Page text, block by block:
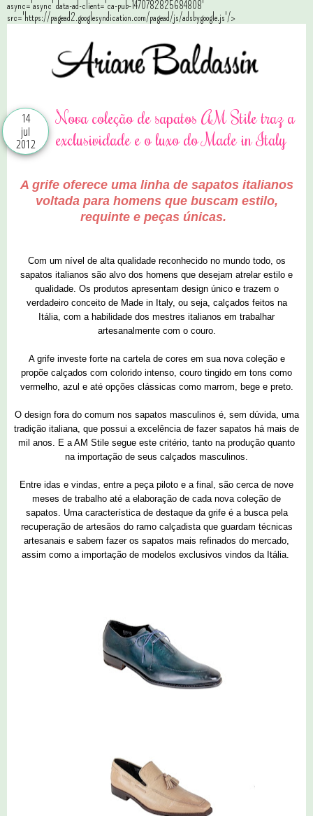
async='async' data-ad-client='ca-pub-1470782825684808'
src='https://pagead2.googlesyndication.com/pagead/js/adsbygoogle.js'/>
14
jul
2012
Nova coleção de sapatos AM Stile traz a
exclusividade e o luxo do Made in Italy
A grife oferece uma linha de sapatos italianos
voltada para homens que buscam estilo,
requinte e peças únicas.
Com um nível de alta qualidade reconhecido no mundo todo, os
sapatos italianos são alvo dos homens que desejam atrelar estilo e
qualidade. Os produtos apresentam design único e trazem o
verdadeiro conceito de Made in Italy, ou seja, calçados feitos na
Itália, com a habilidade dos mestres italianos em trabalhar
artesanalmente com o couro.
A grife investe forte na cartela de cores em sua nova coleção e
propõe calçados com colorido intenso, couro tingido em tons como
vermelho, azul e até opções clássicas como marrom, bege e preto.
O design fora do comum nos sapatos masculinos é, sem dúvida, uma
tradição italiana, que possui a excelência de fazer sapatos há mais de
mil anos. E a AM Stile segue este critério, tanto na produção quanto
na importação de seus calçados masculinos.
Entre idas e vindas, entre a peça piloto e a final, são cerca de nove
meses de trabalho até a elaboração de cada nova coleção de
sapatos. Uma característica de destaque da grife é a busca pela
recuperação de artesãos do ramo calçadista que guardam técnicas
artesanais e sabem fazer os sapatos mais refinados do mercado,
assim como a importação de modelos exclusivos vindos da Itália.